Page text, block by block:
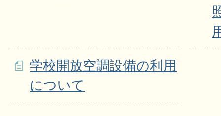
学校開放空調設備の利用
について